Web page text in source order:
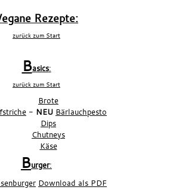
Rezepte:
zurück zum Start
Basics:
zurück zum Start
Brote
- NEU Bärlauchpesto
Dips
Chutneys
Käse
Burger:
Download als PDF